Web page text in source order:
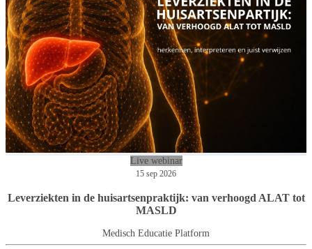
Live webinar
15 sep 2026
Leverziekten in de huisartsenpraktijk: van verhoogd ALAT tot
MASLD
Medisch Educatie Platform